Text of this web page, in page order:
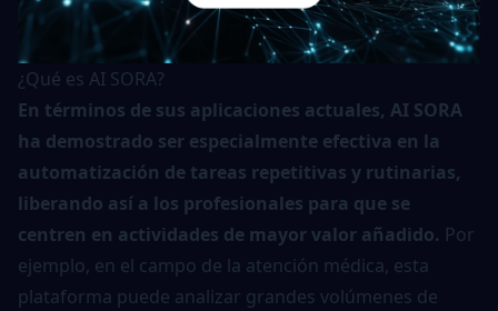
¿Qué es AI SORA?
En términos de sus aplicaciones actuales, AI SORA
ha demostrado ser especialmente efectiva en la
automatización de tareas repetitivas y rutinarias,
liberando así a los profesionales para que se
centren en actividades de mayor valor añadido. Por
ejemplo, en el campo de la atención médica, esta
plataforma puede analizar grandes volúmenes de